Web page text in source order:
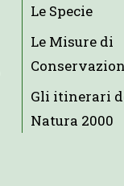
Le Specie
Le Misure di
Gli itinerari
Natura 2000